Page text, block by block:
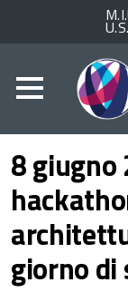
8 giugno
giorno